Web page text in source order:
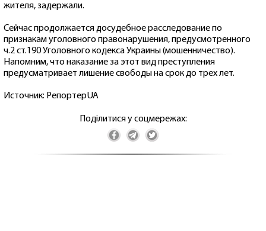
жителя, задержали.
Сейчас продолжается досудебное расследование по
признакам уголовного правонарушения, предусмотренного
ч.2 ст.190 Уголовного кодекса Украины (мошенничество).
Напомним, что наказание за этот вид преступления
предусматривает лишение свободы на срок до трех лет.
Источник: РепортерUA
Поділитися у соцмережах: